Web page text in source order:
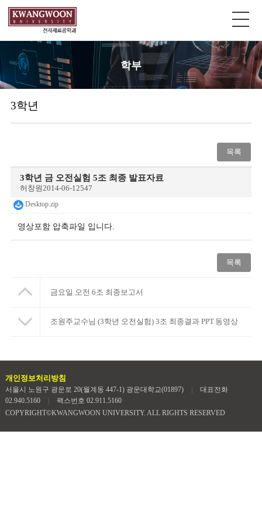
학부
3학년
목록
3학년 금 오전실험 5조 최종 발표자료
허창원2014-06-12547
Desktop.zip
영상포함 압축파일 입니다.
목록
금요일 오전 6조 최종보고서
조원주교수님 (3학년 오전실험) 3조 최종결과 PPT.동영상
개인정보처리방침
서울시 노원구 광운로 20(월계동 447-1) 광운대학교(01897)
대표전화
02.940.5160
팩스번호 02.911.5160
COPYRIGHT©KWANGWOON UNIVERSITY. ALL RIGHTS RESERVED